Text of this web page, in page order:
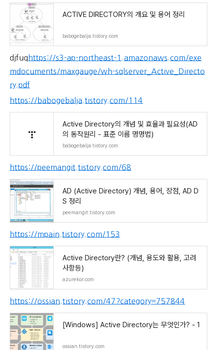
ACTIVE DIRECTORY의 개요 및 용어 정리
babogebalja.tistory.com
djfuq https://s3-ap-northeast-1.amazonaws.com/exe
mdocuments/maxgauge/wh-sqlserver_Active_Directo
ry.pdf
https://babogebalja.tistory.com/114
Active Directory의 개념 및 효율과 필요성(AD
의 동작원리 - 표준 이름 명명법)
babogebalja.tistory.com
https://peemangit.tistory.com/68
AD (Active Directory) 개념, 용어, 장점, AD D
S 정리
peemangit.tistory.com
https://mpain.tistory.com/153
Active Directory란? (개념, 용도와 활용, 고려
사항등)
azurekor.com
https://ossian.tistory.com/47?category=757844
[Windows] Active Directory는 무엇인가? - 1
ossian.tistory.com